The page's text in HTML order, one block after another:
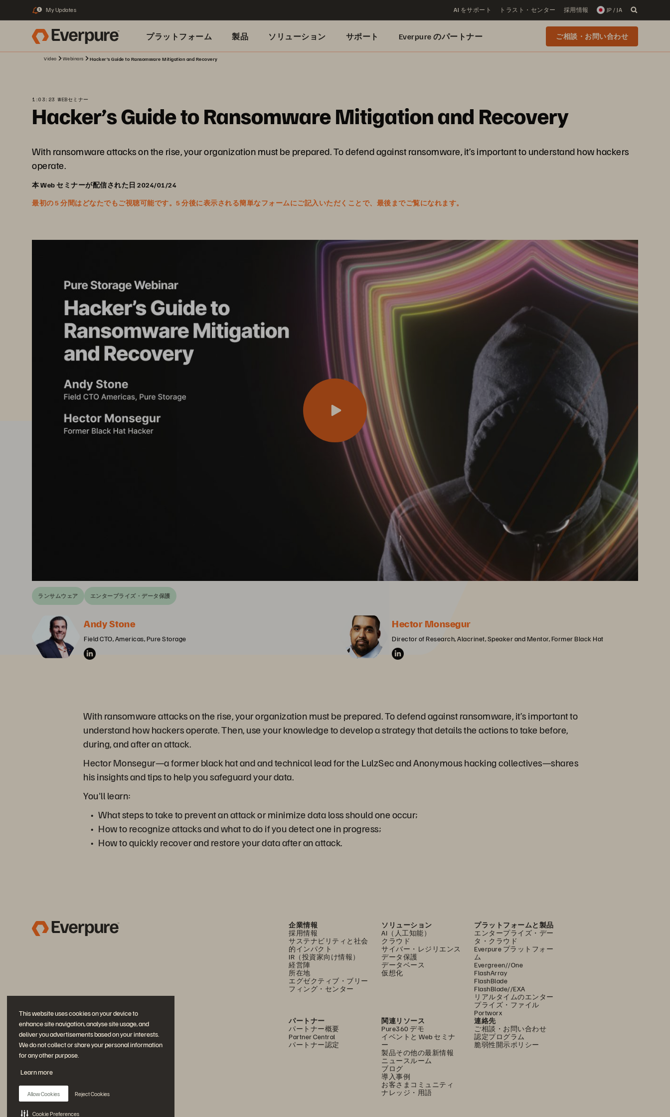
This website uses cookies on your device to
enhance site navigation, analyse site usage, and
deliver you advertisements based on your interests.
We do not collect or share your personal information
for any other purpose.
Learn more
Allow Cookies Reject Cookies
Cookie Preferences
1 My Updates AI をサポート トラスト・センター 採用情報 JP / JA
プラットフォーム 製品 ソリューション サポート Everpure のパートナー ご相談・お問い合わせ
Video Webinars Hacker’s Guide to Ransomware Mitigation and Recovery
1:03:23 WEBセミナー
Hacker’s Guide to Ransomware Mitigation and Recovery
With ransomware attacks on the rise, your organization must be prepared. To defend against ransomware, it’s important to understand how hackers
operate.
本 Web セミナーが配信された日 2024/01/24
最初の 5 分間はどなたでもご視聴可能です。5 分後に表示される簡単なフォームにご記入いただくことで、最後までご覧になれます。
ランサムウェア エンタープライズ・データ保護
Andy Stone
Field CTO, Americas, Pure Storage
Hector Monsegur
Director of Research, Alacrinet, Speaker and Mentor, Former Black Hat
With ransomware attacks on the rise, your organization must be prepared. To defend against ransomware, it’s important to
understand how hackers operate. Then, use your knowledge to develop a strategy that details the actions to take before,
during, and after an attack.
Hector Monsegur—a former black hat and and technical lead for the LulzSec and Anonymous hacking collectives—shares
his insights and tips to help you safeguard your data.
You'll learn:
What steps to take to prevent an attack or minimize data loss should one occur;
How to recognize attacks and what to do if you detect one in progress;
How to quickly recover and restore your data after an attack.
企業情報
採用情報
サステナビリティと社会
的インパクト
IR（投資家向け情報）
経営陣
所在地
エグゼクティブ・ブリー
フィング・センター
ソリューション
AI（人工知能）
クラウド
サイバー・レジリエンス
データ保護
データベース
仮想化
プラットフォームと製品
エンタープライズ・デー
タ・クラウド
Everpure プラットフォー
ム
Evergreen//One
FlashArray
FlashBlade
FlashBlade//EXA
リアルタイムのエンター
プライズ・ファイル
Portworx
パートナー
パートナー概要
Partner Central
パートナー認定
関連リソース
Pure360 デモ
イベントと Web セミナ
ー
製品その他の最新情報
ニュースルーム
ブログ
導入事例
お客さまコミュニティ
ナレッジ・用語
連絡先
ご相談・お問い合わせ
認定プログラム
脆弱性開示ポリシー
公式 SNS